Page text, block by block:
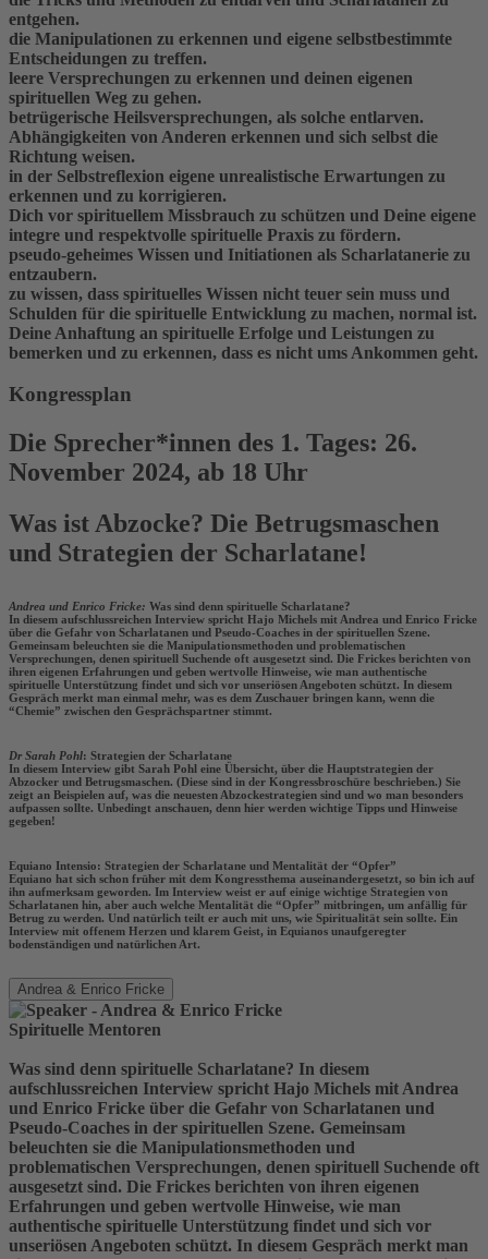
entgehen.
die Manipulationen zu erkennen und eigene selbstbestimmte
Entscheidungen zu treffen.
leere Versprechungen zu erkennen und deinen eigenen
spirituellen Weg zu gehen.
betrügerische Heilsversprechungen, als solche entlarven.
Abhängigkeiten von Anderen erkennen und sich selbst die
Richtung weisen.
in der Selbstreflexion eigene unrealistische Erwartungen zu
erkennen und zu korrigieren.
Dich vor spirituellem Missbrauch zu schützen und Deine eigene
integre und respektvolle spirituelle Praxis zu fördern.
pseudo-geheimes Wissen und Initiationen als Scharlatanerie zu
entzaubern.
zu wissen, dass spirituelles Wissen nicht teuer sein muss und
Schulden für die spirituelle Entwicklung zu machen, normal ist.
Deine Anhaftung an spirituelle Erfolge und Leistungen zu
bemerken und zu erkennen, dass es nicht ums Ankommen geht.
Kongressplan
Die Sprecher*innen des 1. Tages: 26.
November 2024, ab 18 Uhr
Was ist Abzocke? Die Betrugsmaschen
und Strategien der Scharlatane!
Andrea und Enrico Fricke: Was sind denn spirituelle Scharlatane?
In diesem aufschlussreichen Interview spricht Hajo Michels mit Andrea und Enrico Fricke
über die Gefahr von Scharlatanen und Pseudo-Coaches in der spirituellen Szene.
Gemeinsam beleuchten sie die Manipulationsmethoden und problematischen
Versprechungen, denen spirituell Suchende oft ausgesetzt sind. Die Frickes berichten von
ihren eigenen Erfahrungen und geben wertvolle Hinweise, wie man authentische
spirituelle Unterstützung findet und sich vor unseriösen Angeboten schützt. In diesem
Gespräch merkt man einmal mehr, was es dem Zuschauer bringen kann, wenn die
“Chemie” zwischen den Gesprächspartner stimmt.
Dr Sarah Pohl: Strategien der Scharlatane
In diesem Interview gibt Sarah Pohl eine Übersicht, über die Hauptstrategien der
Abzocker und Betrugsmaschen. (Diese sind in der Kongressbroschüre beschrieben.) Sie
zeigt an Beispielen auf, was die neuesten Abzockestrategien sind und wo man besonders
aufpassen sollte. Unbedingt anschauen, denn hier werden wichtige Tipps und Hinweise
gegeben!
Equiano Intensio: Strategien der Scharlatane und Mentalität der “Opfer”
Equiano hat sich schon früher mit dem Kongressthema auseinandergesetzt, so bin ich auf
ihn aufmerksam geworden. Im Interview weist er auf einige wichtige Strategien von
Scharlatanen hin, aber auch welche Mentalität die “Opfer” mitbringen, um anfällig für
Betrug zu werden. Und natürlich teilt er auch mit uns, wie Spiritualität sein sollte. Ein
Interview mit offenem Herzen und klarem Geist, in Equianos unaufgeregter
bodenständigen und natürlichen Art.
Andrea & Enrico Fricke
Spirituelle Mentoren
Was sind denn spirituelle Scharlatane? In diesem
aufschlussreichen Interview spricht Hajo Michels mit Andrea
und Enrico Fricke über die Gefahr von Scharlatanen und
Pseudo-Coaches in der spirituellen Szene. Gemeinsam
beleuchten sie die Manipulationsmethoden und
problematischen Versprechungen, denen spirituell Suchende oft
ausgesetzt sind. Die Frickes berichten von ihren eigenen
Erfahrungen und geben wertvolle Hinweise, wie man
authentische spirituelle Unterstützung findet und sich vor
unseriösen Angeboten schützt. In diesem Gespräch merkt man